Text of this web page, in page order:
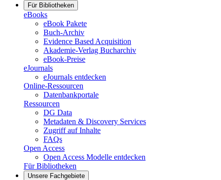
Für Bibliotheken
eBooks
eBook Pakete
Buch-Archiv
Evidence Based Acquisition
Akademie-Verlag Bucharchiv
eBook-Preise
eJournals
eJournals entdecken
Online-Ressourcen
Datenbankportale
Ressourcen
DG Data
Metadaten & Discovery Services
Zugriff auf Inhalte
FAQs
Open Access
Open Access Modelle entdecken
Für Bibliotheken
Unsere Fachgebiete